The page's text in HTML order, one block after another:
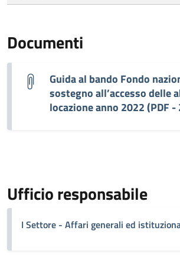
Documenti
Guida al bando Fondo
sostegno all’accesso delle
locazione anno 2022 (PDF -
Ufficio responsabile
I Settore - Affari generali ed